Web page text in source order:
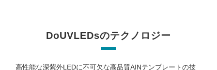
DoUVLEDsのテクノロジー
高性能な深紫外LEDに不可欠な高品質AINテンプレートの技